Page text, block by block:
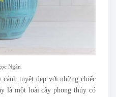
Ngân
tuyệt đẹp với những chiếc
là một loài cây phong thủy có